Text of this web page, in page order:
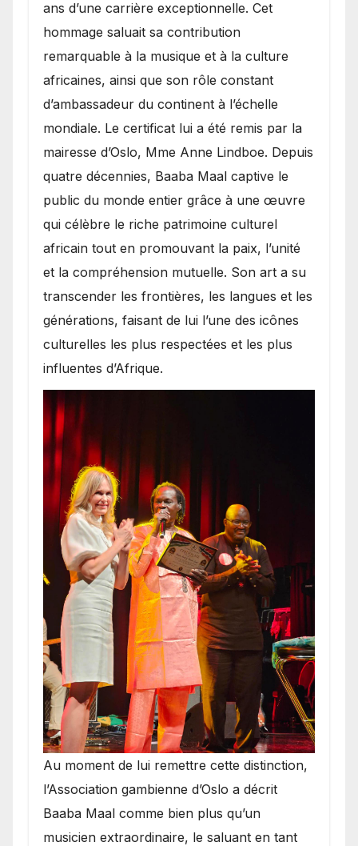
ans d’une carrière exceptionnelle. Cet
hommage saluait sa contribution
remarquable à la musique et à la culture
africaines, ainsi que son rôle constant
d’ambassadeur du continent à l’échelle
mondiale. Le certificat lui a été remis par la
mairesse d’Oslo, Mme Anne Lindboe. Depuis
quatre décennies, Baaba Maal captive le
public du monde entier grâce à une œuvre
qui célèbre le riche patrimoine culturel
africain tout en promouvant la paix, l’unité
et la compréhension mutuelle. Son art a su
transcender les frontières, les langues et les
générations, faisant de lui l’une des icônes
culturelles les plus respectées et les plus
influentes d’Afrique.
​Au moment de lui remettre cette distinction,
l’Association gambienne d’Oslo a décrit
Baaba Maal comme bien plus qu’un
musicien extraordinaire, le saluant en tant